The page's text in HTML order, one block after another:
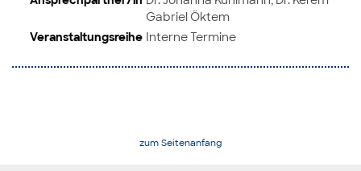
Gabriel Öktem
Veranstaltungsreihe Interne Termine
zum Seitenanfang